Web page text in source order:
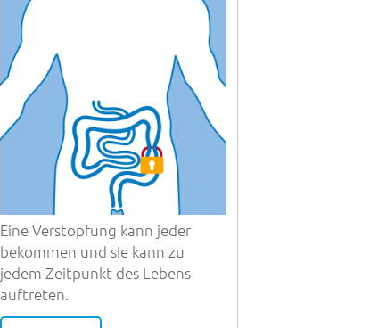
Eine Verstopfung kann jeder
bekommen und sie kann zu
jedem Zeitpunkt des Lebens
auftreten.